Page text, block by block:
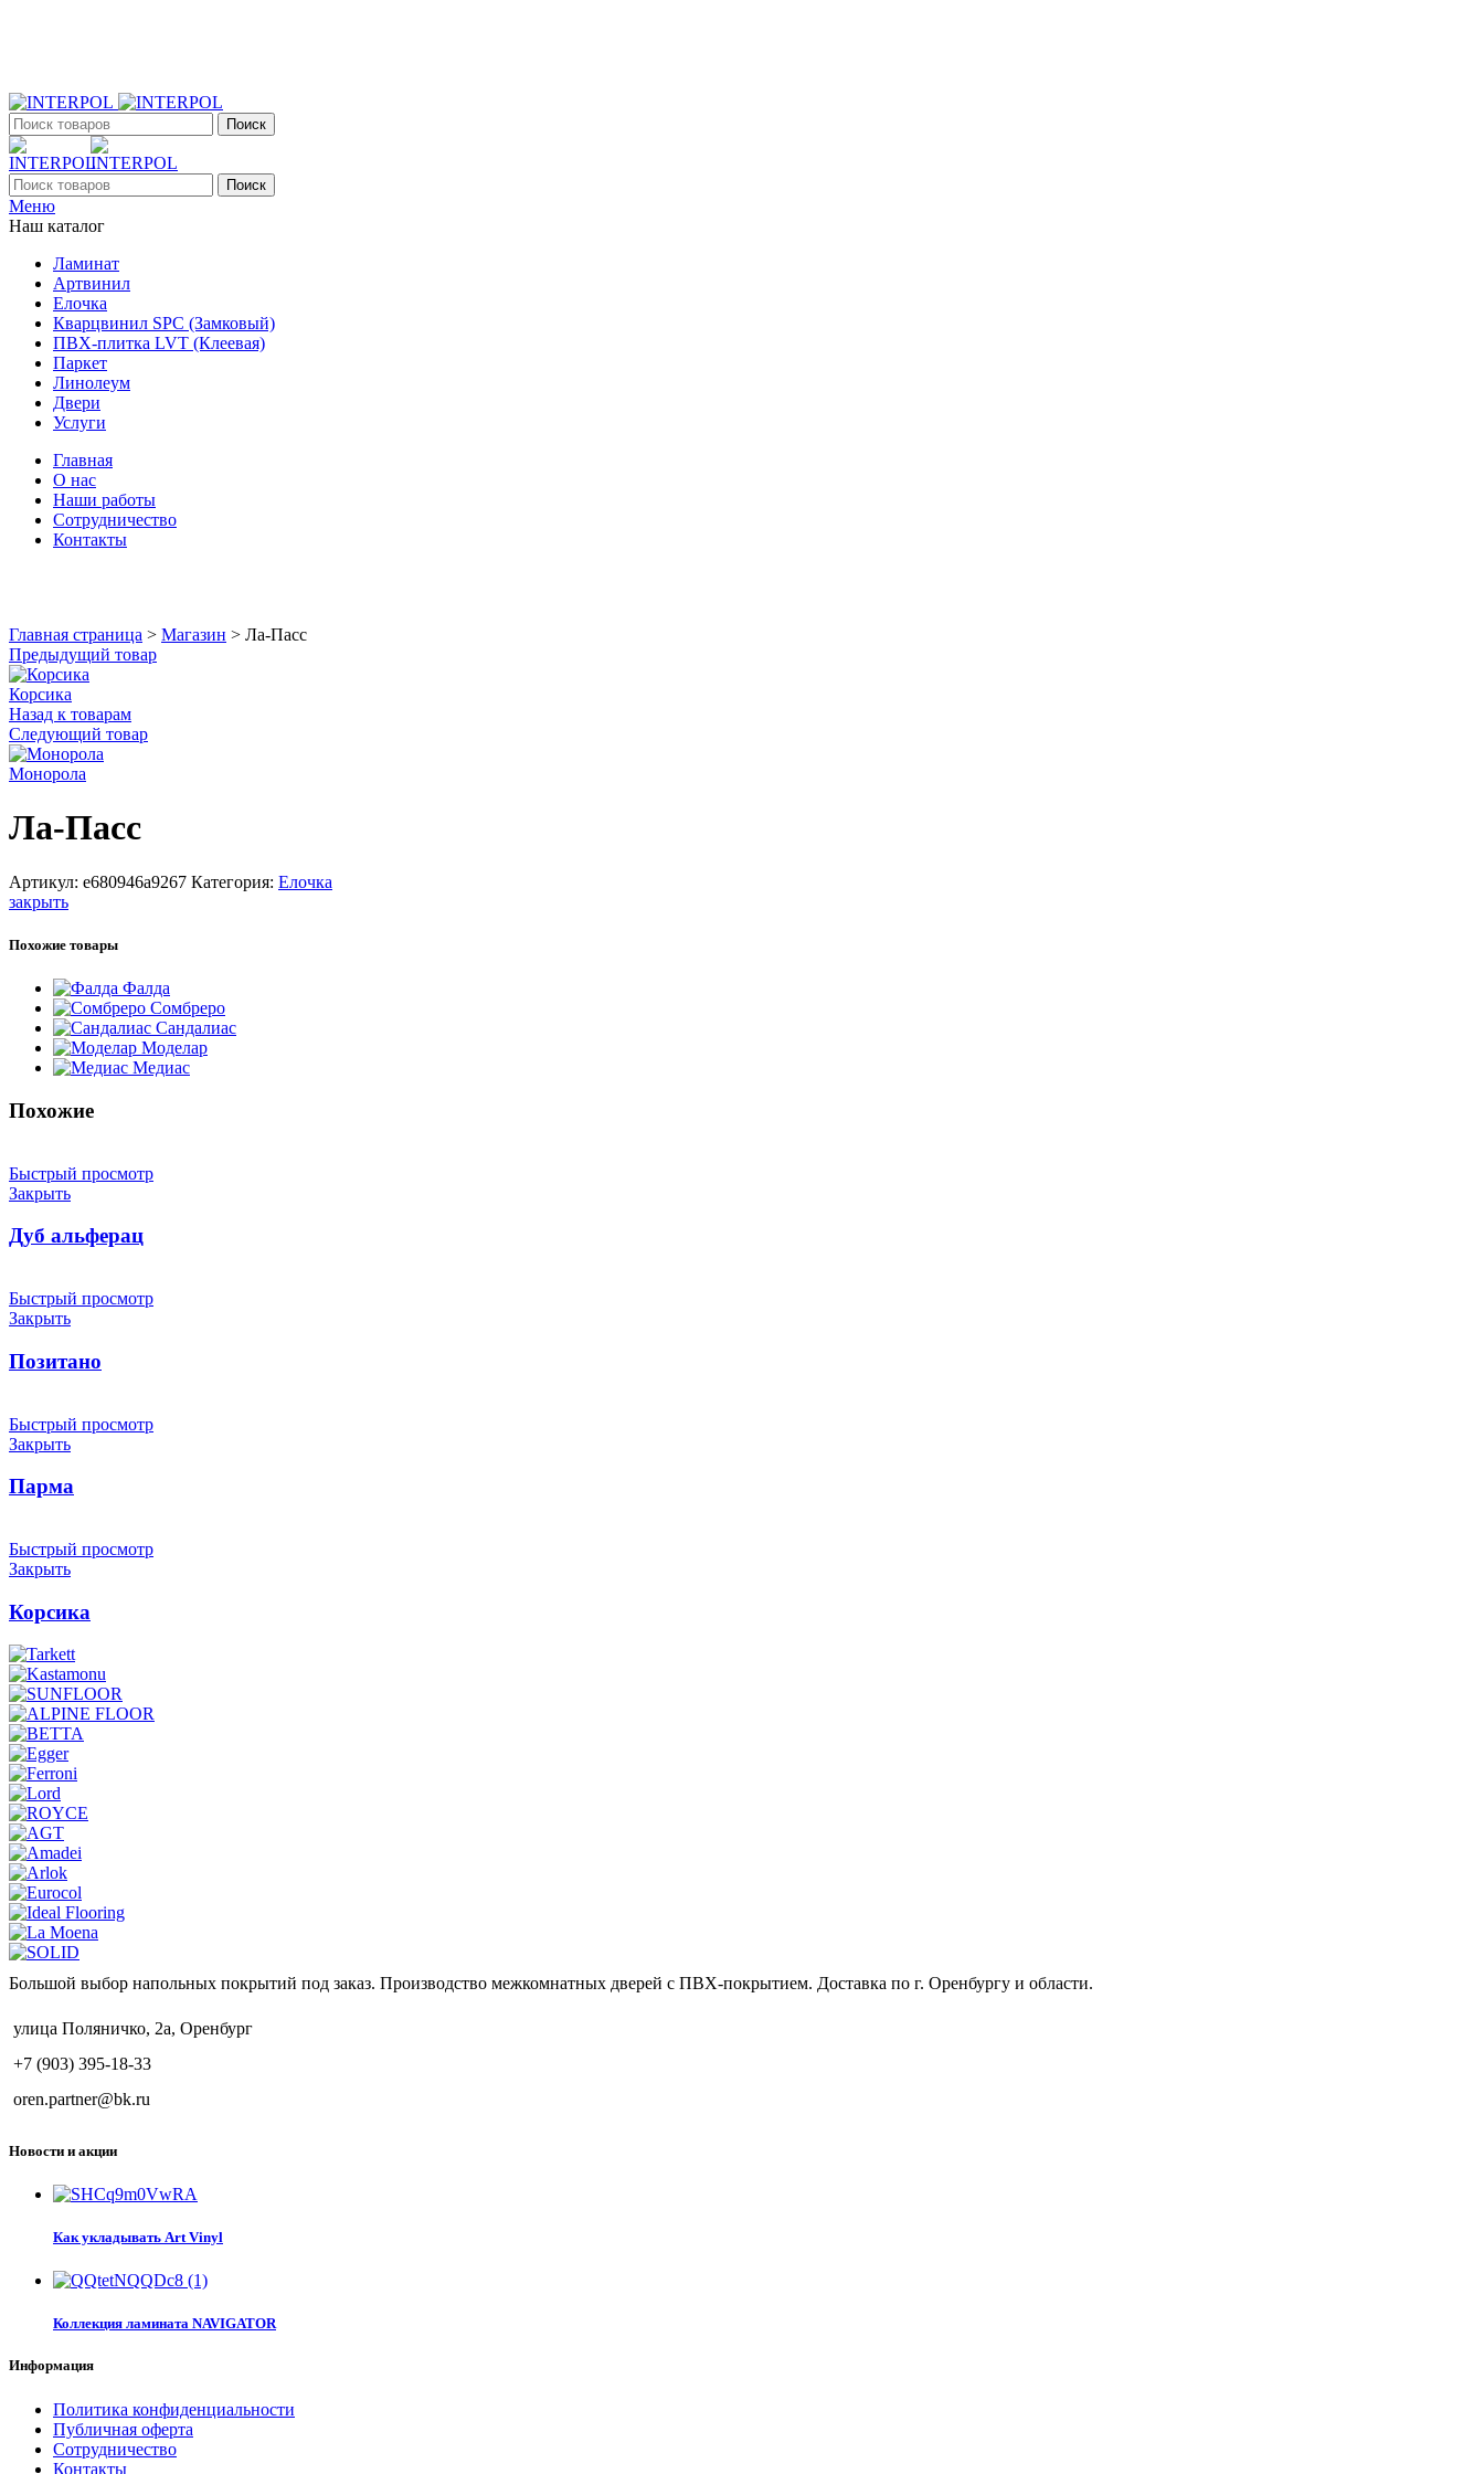
Поиск
Поиск
Меню
Наш каталог
Ламинат
Артвинил
Елочка
Кварцвинил SPC (Замковый)
ПВХ-плитка LVT (Клеевая)
Паркет
Линолеум
Двери
Услуги
Главная
О нас
Наши работы
Сотрудничество
Контакты
Главная страница > Магазин > Ла-Пасс
Предыдущий товар
Корсика
Назад к товарам
Следующий товар
Монорола
Ла-Пасс
Артикул: e680946a9267 Категория: Елочка
закрыть
Похожие товары
Фалда
Сомбреро
Сандалиас
Моделар
Медиас
Похожие
Быстрый просмотр
Закрыть
Дуб альферац
Быстрый просмотр
Закрыть
Позитано
Быстрый просмотр
Закрыть
Парма
Быстрый просмотр
Закрыть
Корсика
Большой выбор напольных покрытий под заказ. Производство межкомнатных дверей с ПВХ-покрытием. Доставка по г. Оренбургу и области.
улица Поляничко, 2а, Оренбург
+7 (903) 395-18-33
oren.partner@bk.ru
Новости и акции
Как укладывать Art Vinyl
Коллекция ламината NAVIGATOR
Информация
Политика конфиденциальности
Публичная оферта
Сотрудничество
Контакты